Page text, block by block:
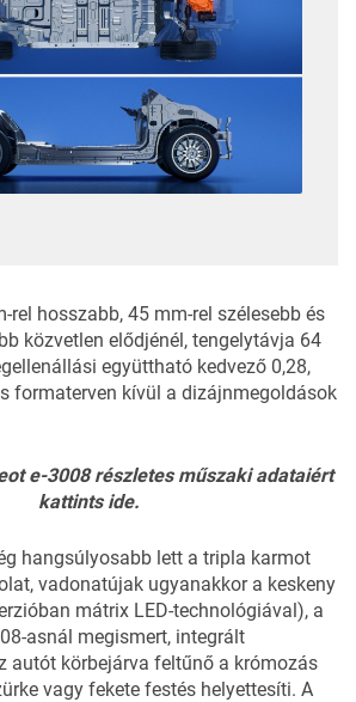
rel hosszabb, 45 mm-rel szélesebb és
közvetlen elődjénél, tengelytávja 64
együttható kedvező 0,28,
formaterven kívül a dizájnmegoldások
e-3008 részletes műszaki adataiért
kattints ide.
hangsúlyosabb lett a tripla karmot
vadonatújak ugyanakkor a keskeny
mátrix LED-technológiával), a
asnál megismert, integrált
autót körbejárva feltűnő a krómozás
vagy fekete festés helyettesíti. A